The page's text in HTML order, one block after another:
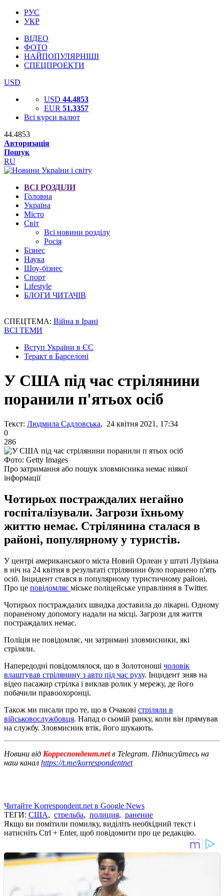
РУС
УКР
ВІДЕО
ФОТО
НАЙПОПУЛЯРНІШІ
СПЕЦПРОЕКТИ
USD
USD 44.4853
EUR 51.3357
Всі курси валют
44.4853
Авторизація
Пошук
RU
ВСІ РОЗДІЛИ
Головна
Україна
Місто
Світ
Всі новини розділу
Росія
Бізнес
Наука
Шоу-бізнес
Спорт
Lifestyle
БЛОГИ ЧИТАЧІВ
СПЕЦТЕМА: Війна в Ірані
ВСІ ТЕМИ
Вступ України в ЄС
Теракт в Барселоні
У США під час стрілянини
поранили п'ятьох осіб
Текст: Людмила Садловська, 24 квітня 2021, 17:34
0
286
Фото: Getty Images
Про затримання або пошук зловмисника немає ніякої
інформації
Чотирьох постраждалих негайно
госпіталізували. Загрози їхньому
життю немає. Стрілянина сталася в
районі, популярному у туристів.
У центрі американського міста Новий Орлеан у штаті Луїзіана
в ніч на 24 квітня в результаті стрілянини було поранено п'ять
осіб. Інцидент стався в популярному туристичному районі.
Про це повідомляє міське поліцейське управління в Twitter.
Чотирьох постраждалих швидка доставила до лікарні. Одному
пораненому допомогу надали на місці. Загрози для життя
постраждалих немає.
Поліція не повідомляє, чи затримані зловмисники, які
стріляли.
Напередодні повідомлялося, що в Золотоноші чоловік
влаштував стрілянину з авто під час руху. Інцидент зняв на
відео пасажир стрілка і виклав ролик у мережу, де його
побачили правоохоронці.
Також ми писали про те, що в Очакові стріляли в
військовослужбовця. Напад о сьомій ранку, коли він прямував
на службу. Зловмисник втік, його шукають.
Новини від Корреспондент.netв Telegram. Підписуйтесь на
наш канал https://t.me/korrespondentnet
Читайте Korrespondent.net в Google News
ТЕГИ: США, стрельба, полиция, ранение
Якщо ви помітили помилку, виділіть необхідний текст і
натисніть Ctrl + Enter, щоб повідомити про це редакцію.